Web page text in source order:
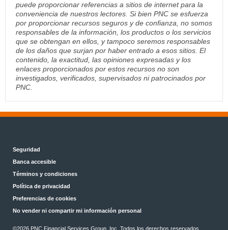
puede proporcionar referencias a sitios de internet para la
conveniencia de nuestros lectores. Si bien PNC se esfuerza
por proporcionar recursos seguros y de confianza, no somos
responsables de la información, los productos o los servicios
que se obtengan en ellos, y tampoco seremos responsables
de los daños que surjan por haber entrado a esos sitios. El
contenido, la exactitud, las opiniones expresadas y los
enlaces proporcionados por estos recursos no son
investigados, verificados, supervisados ni patrocinados por
PNC.
Seguridad
Banca accesible
Términos y condiciones
Política de privacidad
Preferencias de cookies
No vender ni compartir mi información personal
©2026 PNC Financial Services Group, Inc. Todos los derechos reservados.